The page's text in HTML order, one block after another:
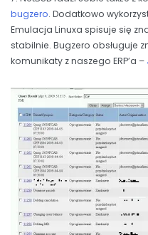
bugzero. Dodatkowo
Emulacja Linuxa spisuje się
stabilnie. Bugzero obsługuje
komunikaty z naszego ERP’a –